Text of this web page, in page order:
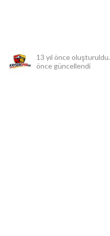
13 yıl önce oluşturuldu.
önce güncellendi